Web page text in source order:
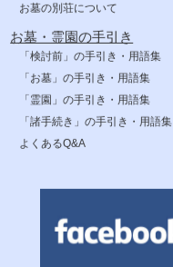
お墓の別荘について
お墓・霊園の手引き
「検討前」の手引き・用語集
「お墓」の手引き・用語集
「霊園」の手引き・用語集
「諸手続き」の手引き・用語集
よくあるQ&A